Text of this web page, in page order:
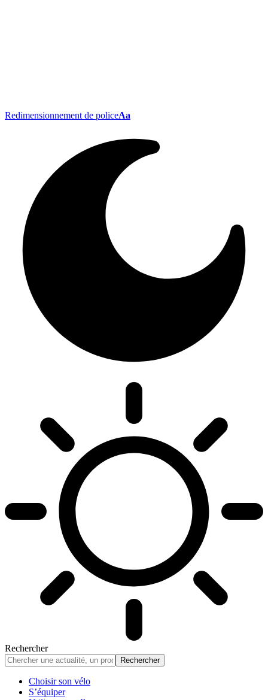
Redimensionnement de policeAa
Rechercher
Choisir son vélo
S’équiper